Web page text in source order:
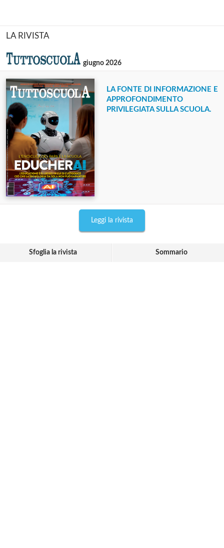
LA RIVISTA
giugno 2026
LA FONTE DI INFORMAZIONE E
APPROFONDIMENTO
PRIVILEGIATA SULLA SCUOLA.
Leggi la rivista
Sfoglia la rivista Sommario